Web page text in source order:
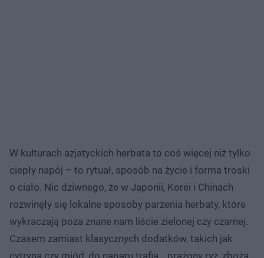
W kulturach azjatyckich herbata to coś więcej niż tylko
ciepły napój – to rytuał, sposób na życie i forma troski
o ciało. Nic dziwnego, że w Japonii, Korei i Chinach
rozwinęły się lokalne sposoby parzenia herbaty, które
wykraczają poza znane nam liście zielonej czy czarnej.
Czasem zamiast klasycznych dodatków, takich jak
cytryna czy miód, do naparu trafia… prażony ryż, zboża